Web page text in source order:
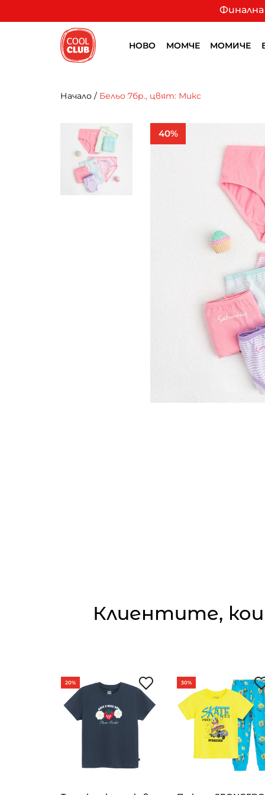
Финална
НОВО МОМЧЕ МОМИЧЕ
Начало / Бельо 7бр., цвят: Микс
40%
Клиентите,
20% 30%